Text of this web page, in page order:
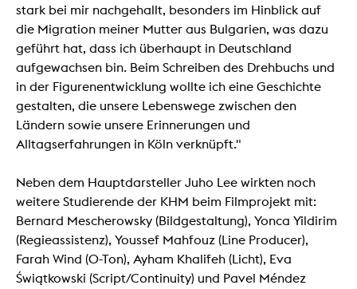
stark bei mir nachgehallt, besonders im Hinblick auf
die Migration meiner Mutter aus Bulgarien, was dazu
geführt hat, dass ich überhaupt in Deutschland
aufgewachsen bin. Beim Schreiben des Drehbuchs und
in der Figurenentwicklung wollte ich eine Geschichte
gestalten, die unsere Lebenswege zwischen den
Ländern sowie unsere Erinnerungen und
Alltagserfahrungen in Köln verknüpft."
Neben dem Hauptdarsteller Juho Lee wirkten noch
weitere Studierende der KHM beim Filmprojekt mit:
Bernard Mescherowsky (Bildgestaltung), Yonca Yildirim
(Regieassistenz), Youssef Mahfouz (Line Producer),
Farah Wind (O-Ton), Ayham Khalifeh (Licht), Eva
Świątkowski (Script/Continuity) und Pavel Méndez